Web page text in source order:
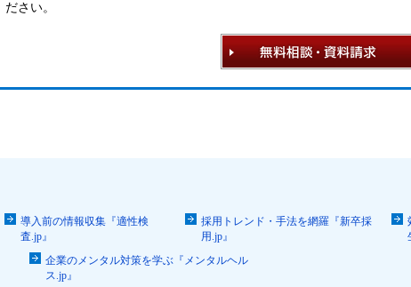
ださい。
導入前の情報収集『適性検
査.jp』
採用トレンド・手法を網羅『新卒採
用.jp』
企業のメンタル対策を学ぶ『メンタルヘル
ス.jp』